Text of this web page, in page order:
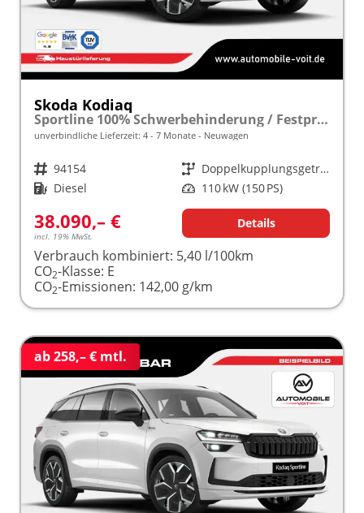
Skoda Kodiaq
Sportline 100% Schwerbehinderung / Festpreisgarantie* Modelljahr 2.0 TDI 150 PS DSG "Sonderangebot bei Schwerbehinderung" frei konfigurierbar!
unverbindliche Lieferzeit: 4 - 7 Monate Neuwagen
Fahrzeugnr. 94154 Getriebe
Doppelkupplungsgetriebe (DSG)
Kraftstoff Diesel Leistung 110 kW (150 PS)
38.090,– €
incl. 19% MwSt.
Details
Verbrauch kombiniert: 5,40 l/100km
CO2-Klasse: E
CO2-Emissionen: 142,00 g/km
ab 258,– € mtl.